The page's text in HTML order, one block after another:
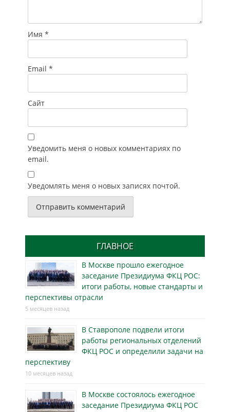
Имя *
Email *
Сайт
Уведомить меня о новых комментариях по
email.
Уведомлять меня о новых записях почтой.
ГЛАВНОЕ
В Москве прошло ежегодное
заседание Президиума ФКЦ РОС:
итоги работы, новые стандарты и
перспективы отрасли
5 месяцев назад
В Ставрополе подвели итоги
работы региональных отделений
ФКЦ РОС и определили задачи на
перспективу
10 месяцев назад
В Москве состоялось ежегодное
заседание Президиума ФКЦ РОС